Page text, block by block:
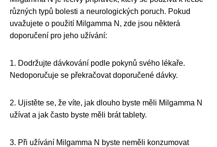
různých typů bolesti a neurologických poruch. Pokud
uvažujete o použití Milgamma N, zde jsou některá
doporučení pro jeho užívání:
1. Dodržujte dávkování podle pokynů svého lékaře.
Nedoporučuje se překračovat doporučené dávky.
2. Ujistěte se, že víte, jak dlouho byste měli Milgamma N
užívat a jak často byste měli brát tablety.
3. Při užívání Milgamma N byste neměli konzumovat